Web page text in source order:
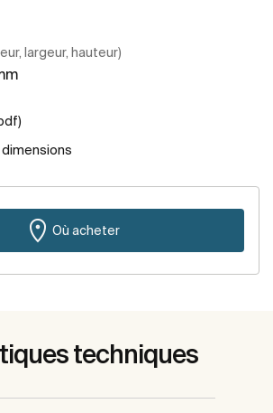
largeur, hauteur)
Où acheter
techniques